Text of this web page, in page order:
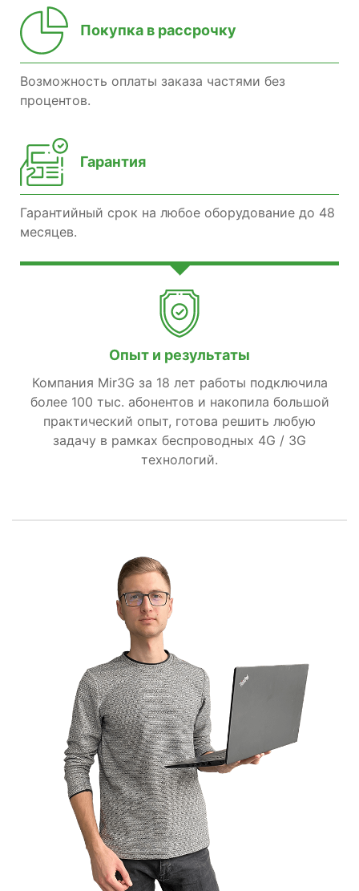
Покупка в рассрочку
Возможность оплаты заказа частями без
процентов.
Гарантия
Гарантийный срок на любое оборудование до 48
месяцев.
Опыт и результаты
Компания Mir3G за 18 лет работы подключила
более 100 тыс. абонентов и накопила большой
практический опыт, готова решить любую
задачу в рамках беспроводных 4G / 3G
технологий.